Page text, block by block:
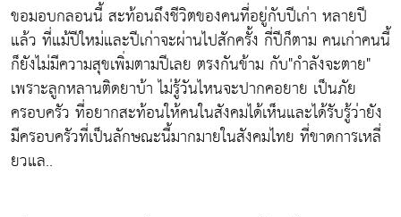
ขอมอบกลอนนี้ สะท้อนถึงชีวิตของคนที่อยู่กับปีเก่า หลายปี
แล้ว ที่แม้ปีใหม่และปีเก่าจะผ่านไปสักครั้ง กี่ปีก็ตาม คนเก่าคนนี้
ก็ยังไม่มีความสุขเพิ่มตามปีเลย ตรงกันข้าม กับ"กำลังจะตาย"
เพราะลูกหลานติดยาบ้า ไม่รู้วันไหนจะปากคอยาย เป็นภัย
ครอบครัว ที่อยากสะท้อนให้คนในสังคมได้เห็นและได้รับรู้ว่ายัง
มีครอบครัวที่เป็นลักษณะนี้มากมายในสังคมไทย ที่ขาดการเหลี่
ยวแล..